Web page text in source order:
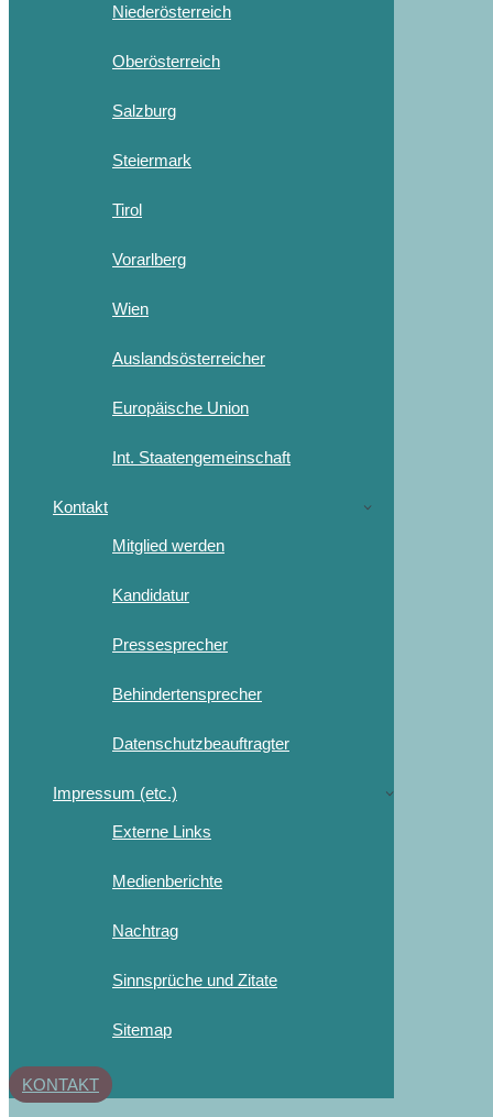
Niederösterreich
Oberösterreich
Salzburg
Steiermark
Tirol
Vorarlberg
Wien
Auslandsösterreicher
Europäische Union
Int. Staatengemeinschaft
Kontakt
Mitglied werden
Kandidatur
Pressesprecher
Behindertensprecher
Datenschutzbeauftragter
Impressum (etc.)
Externe Links
Medienberichte
Nachtrag
Sinnsprüche und Zitate
Sitemap
KONTAKT